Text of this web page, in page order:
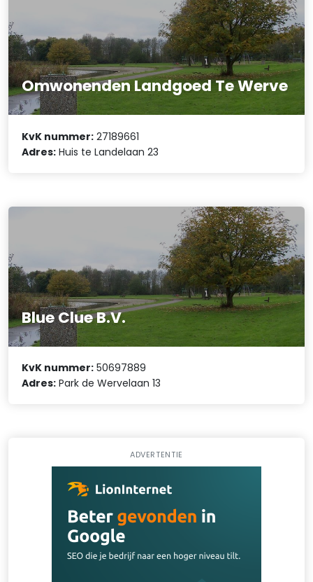
Omwonenden Landgoed Te Werve
KvK nummer: 27189661
Adres: Huis te Landelaan 23
Blue Clue B.V.
KvK nummer: 50697889
Adres: Park de Wervelaan 13
ADVERTENTIE